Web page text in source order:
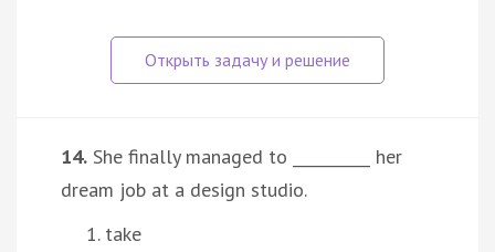
14. She finally managed to __________ her
dream job at a design studio.
take